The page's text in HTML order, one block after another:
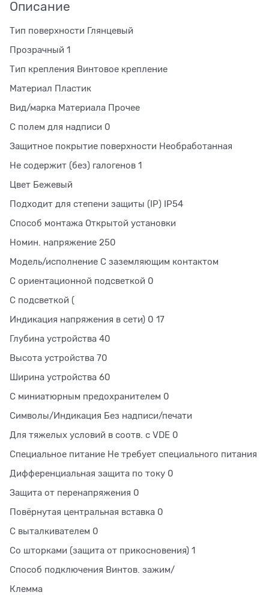
Описание
Тип поверхности Глянцевый
Прозрачный 1
Тип крепления Винтовое крепление
Материал Пластик
Вид/марка Материала Прочее
С полем для надписи 0
Защитное покрытие поверхности Необработанная
Не содержит (без) галогенов 1
Цвет Бежевый
Подходит для степени защиты (IP) IP54
Способ монтажа Открытой установки
Номин. напряжение 250
Модель/исполнение С заземляющим контактом
С ориентационной подсветкой 0
С подсветкой (
Индикация напряжения в сети) 0 17
Глубина устройства 40
Высота устройства 70
Ширина устройства 60
С миниатюрным предохранителем 0
Символы/Индикация Без надписи/печати
Для тяжелых условий в соотв. с VDE 0
Специальное питание Не требует специального питания
Дифференциальная защита по току 0
Защита от перенапряжения 0
Повёрнутая центральная вставка 0
С выталкивателем 0
Со шторками (защита от прикосновения) 1
Способ подключения Винтов. зажим/
Клемма